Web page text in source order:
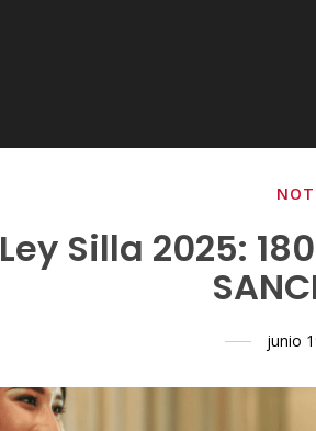
Ley Silla 2025:
junio